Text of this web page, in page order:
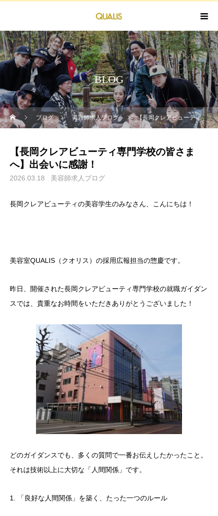
BLOG
ブログ 美容師求人ブログ ​【長岡クレアビューティ専門学校の皆さまへ】出会いに感謝！
​【長岡クレアビューティ専門学校の皆さま
へ】出会いに感謝！
2026.03.18 美容師求人ブログ
長岡クレアビューティの美容学生のみなさん、こんにちは！
美容室QUALIS（クオリス）の採用広報担当の惣慶です。
​昨日、開催された長岡クレアビューティ専門学校の就職ガイダン
スでは、貴重なお時間をいただきありがとうございました！
​どのガイダンスでも、多くの質問で一番お伝えしたかったこと。
それは技術以上に大切な「人間関係」です。
​1. 「良好な人間関係」を築く、たった一つのルール